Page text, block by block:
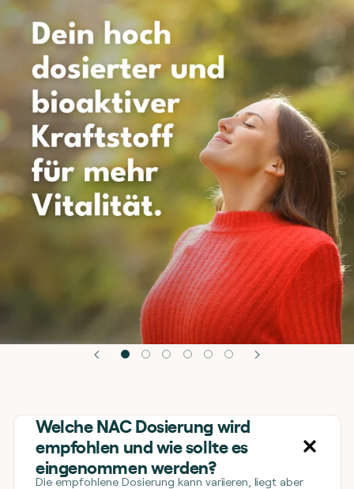
Welche NAC Dosierung wird
empfohlen und wie sollte es
eingenommen werden?
Die empfohlene Dosierung kann variieren, liegt aber